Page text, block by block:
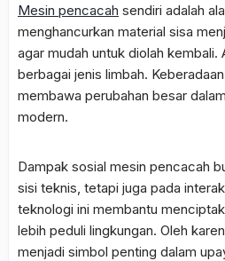
Mesin pencacah sendiri adalah
menghancurkan material sisa
agar mudah untuk diolah kembali.
berbagai jenis limbah.
membawa perubahan besar
modern.
Dampak sosial mesin pencacah
sisi teknis, tetapi juga pada
teknologi ini membantu
lebih peduli lingkungan. Oleh
menjadi simbol penting dalam